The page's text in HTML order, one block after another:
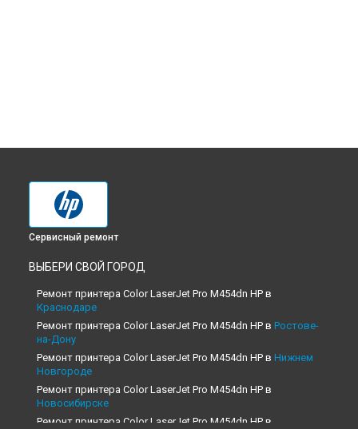
Сервисный ремонт
ВЫБЕРИ СВОЙ ГОРОД
Ремонт принтера Color LaserJet Pro M454dn HP в
Краснодаре
Ремонт принтера Color LaserJet Pro M454dn HP в Ростове-
на-Дону
Ремонт принтера Color LaserJet Pro M454dn HP в Нижнем
Новгороде
Ремонт принтера Color LaserJet Pro M454dn HP в
Новосибирске
Ремонт принтера Color LaserJet Pro M454dn HP в